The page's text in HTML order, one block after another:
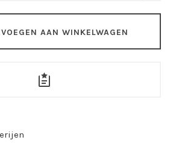
AAN WINKELWAGEN